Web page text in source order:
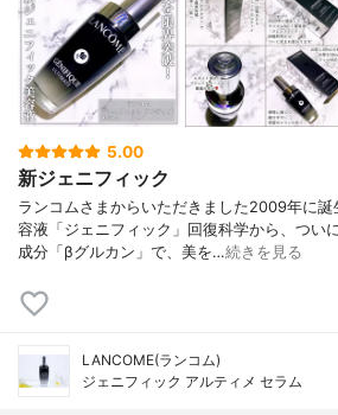
5.00
新ジェニフィック
ランコムさまからいただきました2009年に
容液「ジェニフィック」回復科学から、つい
成分「βグルカン」で、美を…続きを見る
LANCOME(ランコム)
ジェニフィック アルティメ セラム